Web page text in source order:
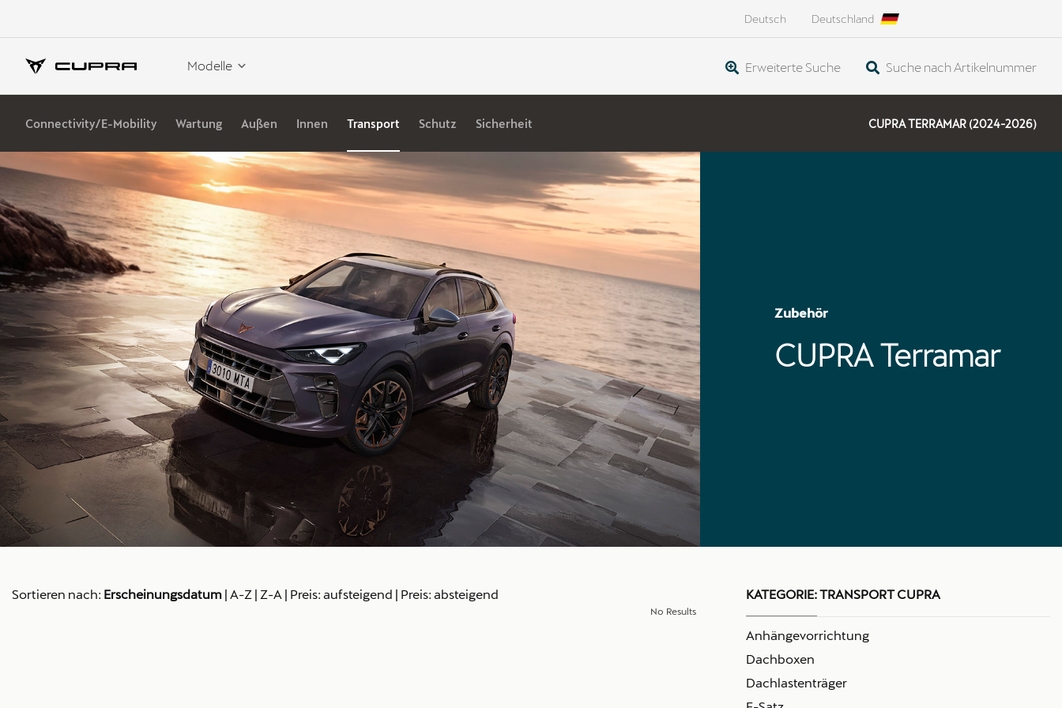
Deutsch Deutschland
Modelle Erweiterte Suche Suche nach Artikelnummer
Connectivity/E-Mobility Wartung Außen Innen Transport Schutz Sicherheit CUPRA TERRAMAR (2024-2026)
Zubehör
CUPRA Terramar
Sortieren nach: Erscheinungsdatum | A-Z | Z-A | Preis: aufsteigend | Preis: absteigend
No Results
KATEGORIE:TRANSPORT CUPRA
Anhängevorrichtung
Dachboxen
Dachlastenträger